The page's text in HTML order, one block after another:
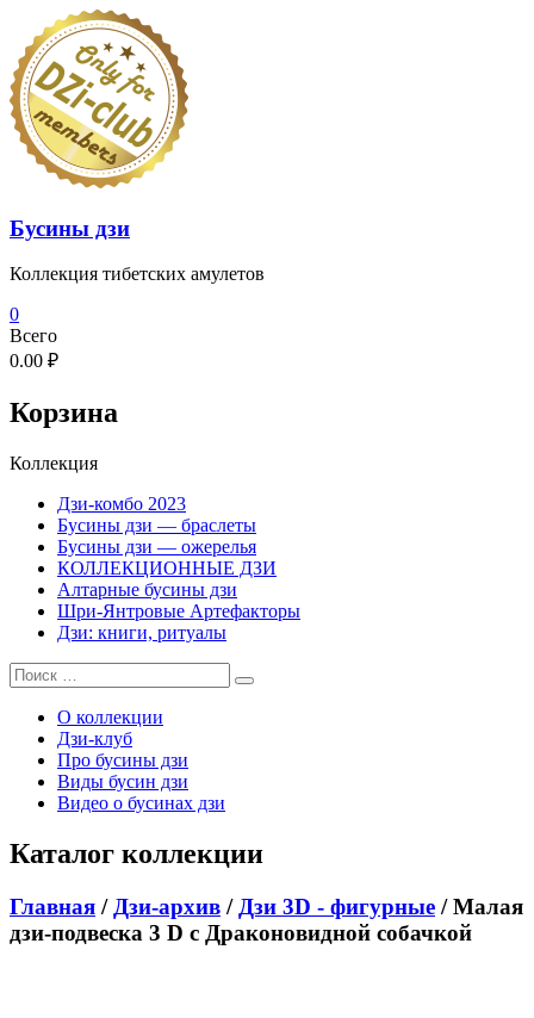
Перейти
содержимому
Бусины дзи
Коллекция тибетских амулетов
0
Всего
0.00 ₽
Корзина
Коллекция
Дзи-комбо 2023
Бусины дзи — браслеты
Бусины дзи — ожерелья
КОЛЛЕКЦИОННЫЕ ДЗИ
Алтарные бусины дзи
Шри-Янтровые Артефакторы
Дзи: книги, ритуалы
О коллекции
Дзи-клуб
Про бусины дзи
Виды бусин дзи
Видео о бусинах дзи
Каталог коллекции
Главная / Дзи-архив / Дзи 3D - фигурные / Малая
дзи-подвеска 3 D с Драконовидной собачкой